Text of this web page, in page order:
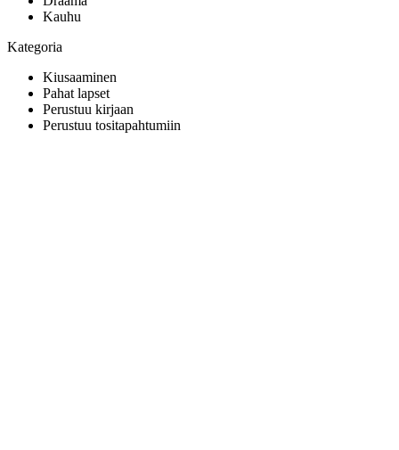
Kauhu
Kategoria
Kiusaaminen
Pahat lapset
Perustuu kirjaan
Perustuu tositapahtumiin